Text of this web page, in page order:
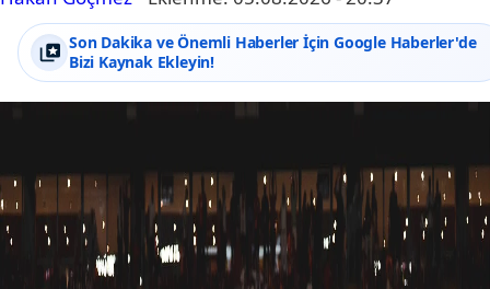
Son Dakika ve Önemli Haberler İçin Google Haberler'de
Bizi Kaynak Ekleyin!